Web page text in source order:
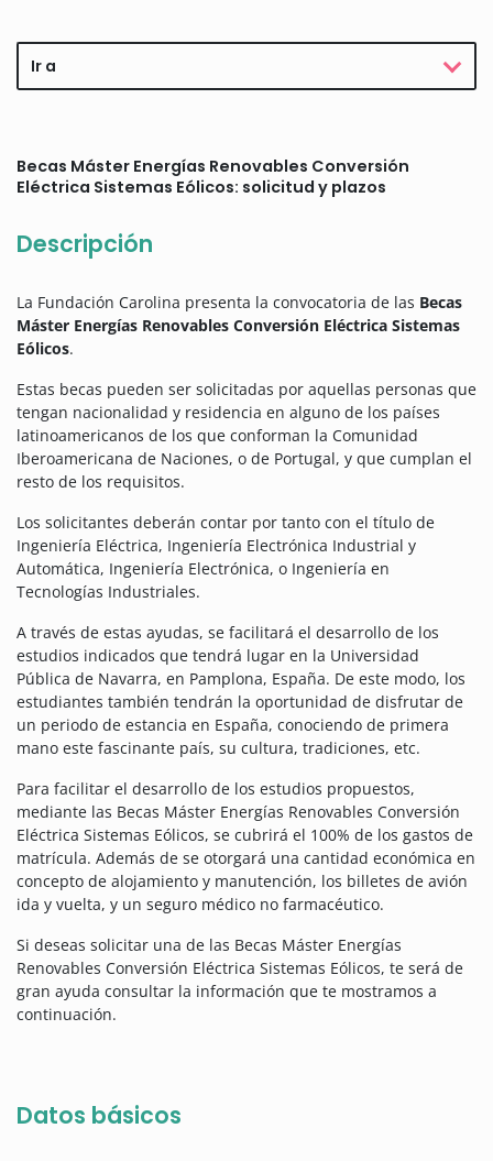
Ir a
Becas Máster Energías Renovables Conversión
Eléctrica Sistemas Eólicos: solicitud y plazos
Descripción
La Fundación Carolina presenta la convocatoria de las Becas
Máster Energías Renovables Conversión Eléctrica Sistemas
Eólicos.
Estas becas pueden ser solicitadas por aquellas personas que
tengan nacionalidad y residencia en alguno de los países
latinoamericanos de los que conforman la Comunidad
Iberoamericana de Naciones, o de Portugal, y que cumplan el
resto de los requisitos.
Los solicitantes deberán contar por tanto con el título de
Ingeniería Eléctrica, Ingeniería Electrónica Industrial y
Automática, Ingeniería Electrónica, o Ingeniería en
Tecnologías Industriales.
A través de estas ayudas, se facilitará el desarrollo de los
estudios indicados que tendrá lugar en la Universidad
Pública de Navarra, en Pamplona, España. De este modo, los
estudiantes también tendrán la oportunidad de disfrutar de
un periodo de estancia en España, conociendo de primera
mano este fascinante país, su cultura, tradiciones, etc.
Para facilitar el desarrollo de los estudios propuestos,
mediante las Becas Máster Energías Renovables Conversión
Eléctrica Sistemas Eólicos, se cubrirá el 100% de los gastos de
matrícula. Además de se otorgará una cantidad económica en
concepto de alojamiento y manutención, los billetes de avión
ida y vuelta, y un seguro médico no farmacéutico.
Si deseas solicitar una de las Becas Máster Energías
Renovables Conversión Eléctrica Sistemas Eólicos, te será de
gran ayuda consultar la información que te mostramos a
continuación.
Datos básicos